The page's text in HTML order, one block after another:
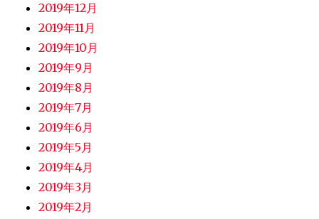
2019年12月
2019年11月
2019年10月
2019年9月
2019年8月
2019年7月
2019年6月
2019年5月
2019年4月
2019年3月
2019年2月